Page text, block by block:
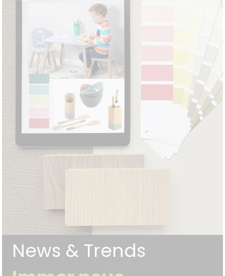
News & Trends